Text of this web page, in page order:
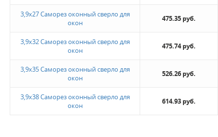
Не нашли ничего подходящего?
3,9х27 Саморез оконный сверло для
окон
475.35 руб.
3,9х32 Саморез оконный сверло для
окон
475.74 руб.
3,9х35 Саморез оконный сверло для
окон
526.26 руб.
3,9х38 Саморез оконный сверло для
окон
614.93 руб.